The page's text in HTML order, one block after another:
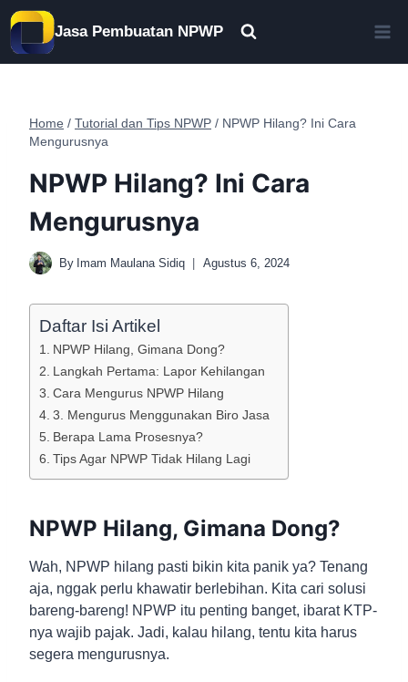
Skip
to
content
Jasa Pembuatan NPWP
Home / Tutorial dan Tips NPWP / NPWP Hilang? Ini Cara
Mengurusnya
NPWP Hilang? Ini Cara
Mengurusnya
By Imam Maulana Sidiq Agustus 6, 2024
Daftar Isi Artikel
NPWP Hilang, Gimana Dong?
Langkah Pertama: Lapor Kehilangan
Cara Mengurus NPWP Hilang
3. Mengurus Menggunakan Biro Jasa
Berapa Lama Prosesnya?
Tips Agar NPWP Tidak Hilang Lagi
NPWP Hilang, Gimana Dong?
Wah, NPWP hilang pasti bikin kita panik ya? Tenang
aja, nggak perlu khawatir berlebihan. Kita cari solusi
bareng-bareng! NPWP itu penting banget, ibarat KTP-
nya wajib pajak. Jadi, kalau hilang, tentu kita harus
segera mengurusnya.